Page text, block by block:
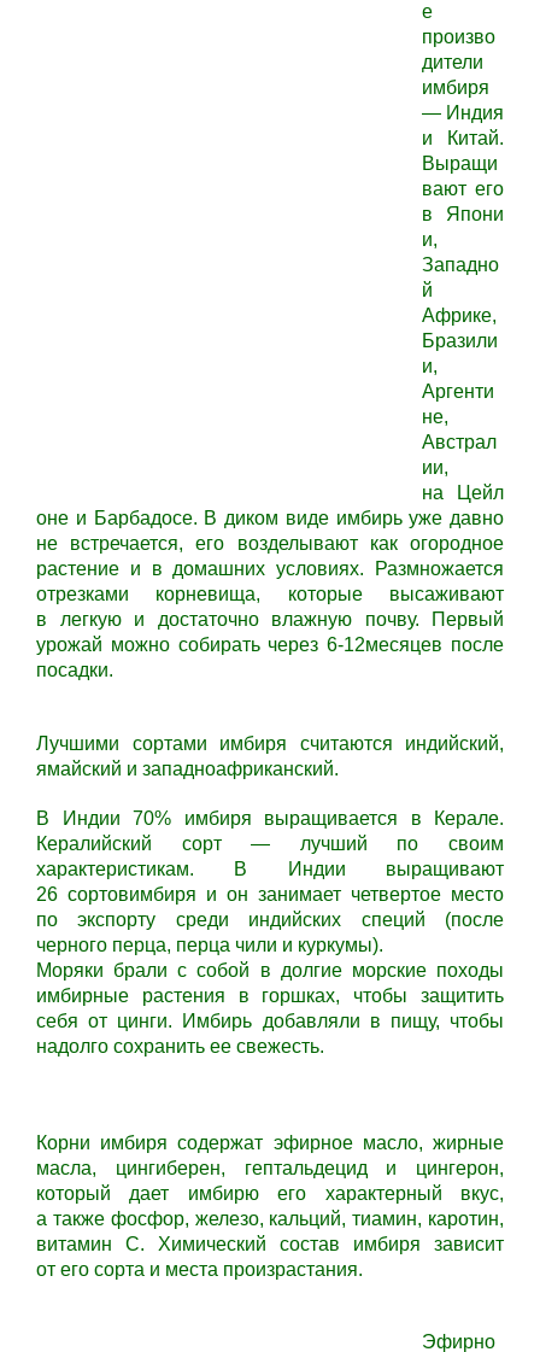
е
произво
дители
имбиря
— Индия
и Китай.
Выращи
вают его
в Япони
и,
Западно
й
Африке,
Бразили
и,
Аргенти
не,
Австрал
ии,
на Цейл
оне и Барбадосе. В диком виде имбирь уже давно
не встречается, его возделывают как огородное
растение и в домашних условиях. Размножается
отрезками корневища, которые высаживают
в легкую и достаточно влажную почву. Первый
урожай можно собирать через6-12месяцев после
посадки.
Лучшими сортами имбиря считаются индийский,
ямайский и западноафриканский.
В Индии 70% имбиря выращивается в Керале.
Кералийский сорт — лучший по своим
характеристикам. В Индии выращивают
26 сортовимбиря и он занимает четвертое место
по экспорту среди индийских специй (после
черного перца, перца чили и куркумы).
Моряки брали с собой в долгие морские походы
имбирные растения в горшках, чтобы защитить
себя от цинги. Имбирь добавляли в пищу, чтобы
надолго сохранить ее свежесть.
Корни имбиря содержат эфирное масло, жирные
масла, цингиберен, гептальдецид и цингерон,
который дает имбирю его характерный вкус,
а также фосфор, железо, кальций, тиамин, каротин,
витамин С. Химический состав имбиря зависит
от его сорта и места произрастания.
Эфирно